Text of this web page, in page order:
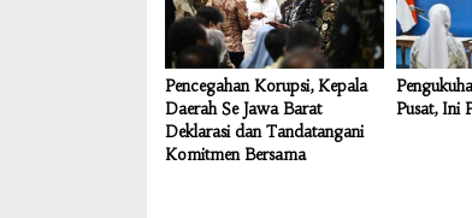
Pencegahan Korupsi, Kepala
Daerah Se Jawa Barat
Deklarasi dan Tandatangani
Komitmen Bersama
Pusat, Ini